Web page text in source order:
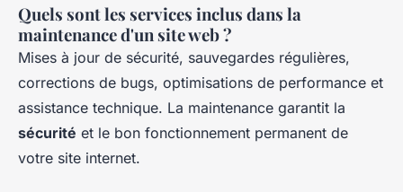
Quels sont les services inclus dans la
maintenance d'un site web ?
Mises à jour de sécurité, sauvegardes régulières,
corrections de bugs, optimisations de performance et
assistance technique. La maintenance garantit la
sécurité et le bon fonctionnement permanent de
votre site internet.